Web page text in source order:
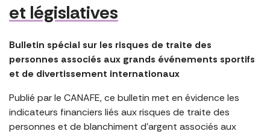
et législatives
Bulletin spécial sur les risques de traite des
personnes associés aux grands événements sportifs
et de divertissement internationaux
Publié par le CANAFE, ce bulletin met en évidence les
indicateurs financiers liés aux risques de traite des
personnes et de blanchiment d’argent associés aux